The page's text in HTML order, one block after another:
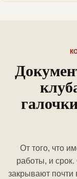
От того, что
работы, и
закрывают почти